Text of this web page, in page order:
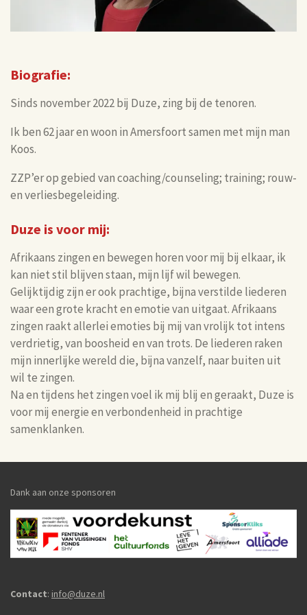
Biografie:
Sinds november 2022 bij Duze, zing bij de tenoren.
Ik ben 62 jaar en woon in Amersfoort samen met mijn man
Koos.
ZZP’er op gebied van coaching/counseling; training; rouw-
en verliesbegeleiding.
Duze is voor mij:
Afrikaans zingen en bewegen horen voor mij bij elkaar, ik
kan niet stil blijven staan, mijn lijf wil bewegen.
Gelijktijdig zijn er ook prachtige, bijna verstilde liederen
waar een grote kracht en emotie van uitgaat. Afrikaans
zingen raakt allerlei emoties bij mij van vrolijk tot intens
verdrietig, van boosheid en van trots. De liederen raken
mijn innerlijke wereld die, bijna vanzelf, naar buiten uit
wil te zingen.
Na en tijdens het zingen voel ik mij blij en geraakt, Duze is
voor mij energie en verbondenheid in prachtige
samenklanken.
Dank aan onze sponsoren
Contact: info@duze.nl